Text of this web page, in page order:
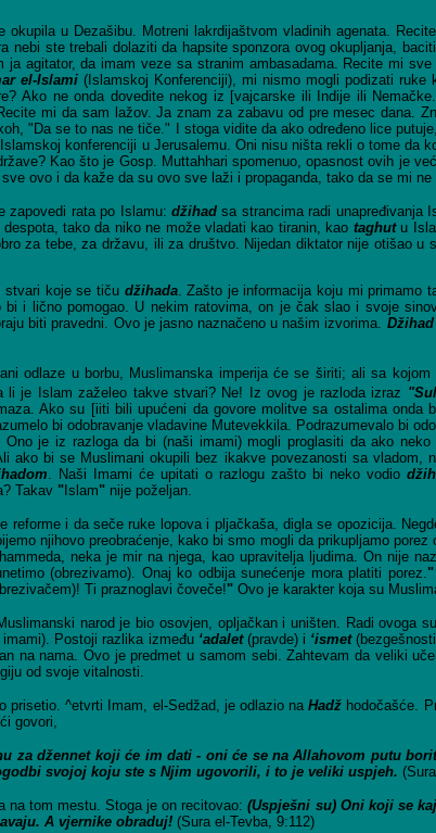
u Dezašibu. Motreni lakrdijaštvom vladinih agenata.
ste trebali dolaziti da hapsite sponzora ovog okupljanja,
agitator, da imam veze sa stranim ambasadama. Recite mi
el-Islami (Islamskoj Konferenciji), mi nismo mogli podizati ruke
Ako ne onda dovedite nekog iz [vajcarske ili Indije ili
mi da sam lažov. Ja znam za zabavu od pre mesec dana.
"Da se to nas ne tiče." I stoga vidite da ako određeno lice
konferenciji u Jerusalemu. Oni nisu ništa rekli o tome
Kao što je Gosp. Muttahhari spomenuo, opasnost ovih je
ovo i da kaže da su ovo sve laži i propaganda, tako da se mi
zapovedi rata po Islamu: džihad sa strancima radi unapređivanja
tako da niko ne može vladati kao tiranin, kao taghutu
za tebe, za državu, ili za društvo. Nijedan diktator nije otišao
stvari koje se tiču džihada. Zašto je informacija koju mi primamo
bi i lično pomogao. U nekim ratovima, on je čak slao i svoje
biti pravedni. Ovo je jasno naznačeno u našim izvorima. Džihad
odlaze u borbu, Muslimanska imperija će se širiti; ali sa
li je Islam zaželeo takve stvari? Ne! Iz ovog je razloda izraz
Ako su [iiti bili upućeni da govore molitve sa ostalima onda
bi odobravanje vladavine Mutevekkila. Podrazumevalo bi
je iz razloga da bi (naši imami) mogli proglasiti da ako
ako bi se Muslimani okupili bez ikakve povezanosti sa vladom,
. Naši Imami će upitati o razlogu zašto bi neko vodio
Takav " Islam" nije poželjan.
reforme i da seče ruke lopova i pljačkaša, digla se opozicija.
njihovo preobraćenje, kako bi smo mogli da prikupljamo porez
neka je mir na njega, kao upravitelja ljudima. On nije
(obrezivamo). Onaj ko odbija sunećenje mora platiti porez. "
Ti praznoglavi čoveče!" Ovo je karakter koja su
narod je bio osovjen, opljačkan i uništen. Radi ovoga
Postoji razlika između ‘adalet(pravde) i ‘ismet
na nama. Ovo je predmet u samom sebi. Zahtevam da veliki
od svoje vitalnosti.
prisetio. ^etvrti Imam, el-Sedžad, je odlazio naHadž hodočašće.
govori,
za džennet koji će im dati - oni će se na Allahovom putu
svojoj koju ste s Njim ugovorili, i to je veliki uspjeh.
na tom mestu. Stoga je on recitovao:(Uspješni su) Oni koji se
A vjernike obraduj! (Sura el-Tevba, 9:112)